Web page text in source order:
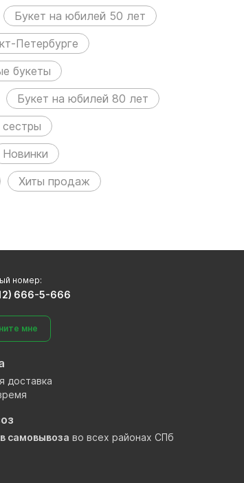
Букет на юбилей 50 лет
Петербурге
букеты
Букет на юбилей 80 лет
Новинки
Хиты продаж
номер:
666-5-666
мне
доставка
самовывоза во всех районах СПб